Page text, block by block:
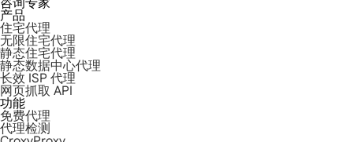
咨询专家
产品
住宅代理
无限住宅代理
静态住宅代理
静态数据中心代理
长效 ISP 代理
网页抓取 API
功能
免费代理
代理检测